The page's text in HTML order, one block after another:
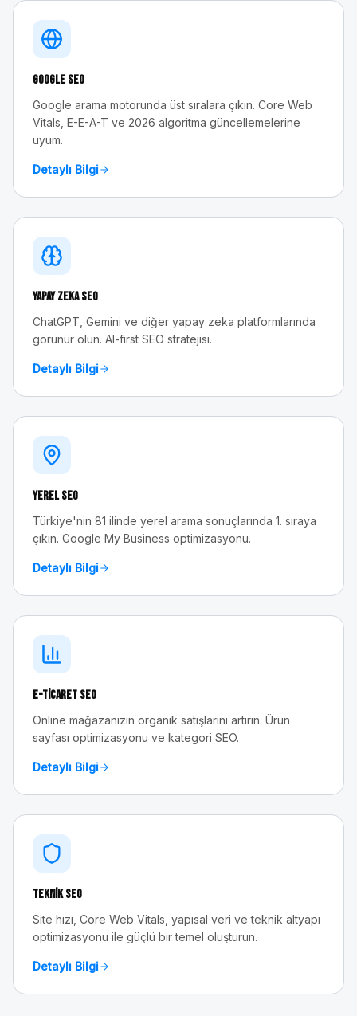
Google SEO
Google arama motorunda üst sıralara çıkın. Core Web
Vitals, E-E-A-T ve 2026 algoritma güncellemelerine
uyum.
Detaylı Bilgi
Yapay Zeka SEO
ChatGPT, Gemini ve diğer yapay zeka platformlarında
görünür olun. AI-first SEO stratejisi.
Detaylı Bilgi
Yerel SEO
Türkiye'nin 81 ilinde yerel arama sonuçlarında 1. sıraya
çıkın. Google My Business optimizasyonu.
Detaylı Bilgi
E-Ticaret SEO
Online mağazanızın organik satışlarını artırın. Ürün
sayfası optimizasyonu ve kategori SEO.
Detaylı Bilgi
Teknik SEO
Site hızı, Core Web Vitals, yapısal veri ve teknik altyapı
optimizasyonu ile güçlü bir temel oluşturun.
Detaylı Bilgi